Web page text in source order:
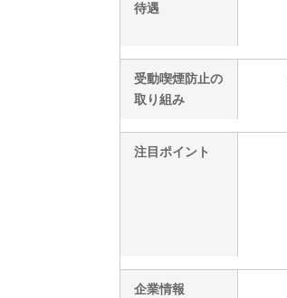
待遇
受動喫煙防止の
取り組み
注目ポイント
企業情報